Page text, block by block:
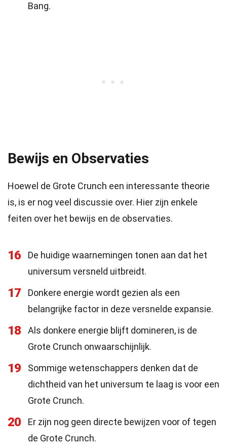
Bang.
Bewijs en Observaties
Hoewel de Grote Crunch een interessante theorie
is, is er nog veel discussie over. Hier zijn enkele
feiten over het bewijs en de observaties.
16
De huidige waarnemingen tonen aan dat het
universum versneld uitbreidt.
17
Donkere energie wordt gezien als een
belangrijke factor in deze versnelde expansie.
18
Als donkere energie blijft domineren, is de
Grote Crunch onwaarschijnlijk.
19
Sommige wetenschappers denken dat de
dichtheid van het universum te laag is voor een
Grote Crunch.
20
Er zijn nog geen directe bewijzen voor of tegen
de Grote Crunch.